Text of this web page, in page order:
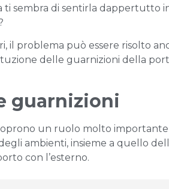
ti sembra di sentirla dappertutto
il problema può essere risolto
delle guarnizioni della
guarnizioni
un ruolo molto importante
ambienti, insieme a quello
con l’esterno.